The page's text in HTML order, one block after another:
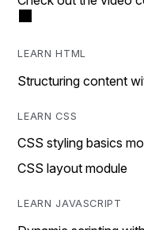
LEARN HTML
Structuring content
LEARN CSS
CSS styling basics
CSS layout module
LEARN JAVASCRIPT